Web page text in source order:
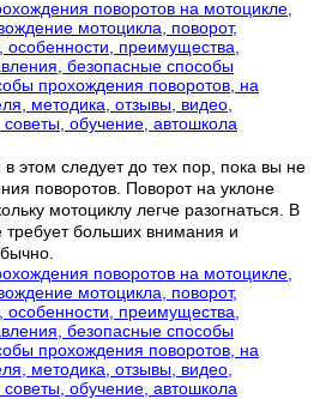
в этом следует до тех пор, пока вы не
поворотов. Поворот на уклоне
мотоциклу легче разогнаться. В
требует больших внимания и